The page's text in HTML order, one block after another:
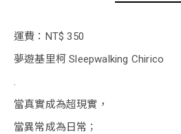
運費：NT$ 350
夢遊基里柯 Sleepwalking Chirico
.
當真實成為超現實，
當異常成為日常；